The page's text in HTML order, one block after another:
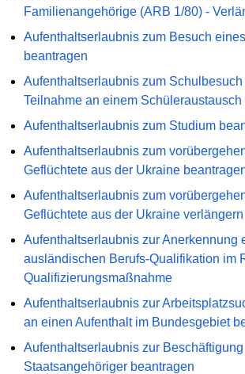
Familienangehörige (ARB 1/80) -
Aufenthaltserlaubnis zum Besuch
beantragen
Aufenthaltserlaubnis zum Schulbesuch
Teilnahme an einem Schüleraustausch
Aufenthaltserlaubnis zum Studium
Aufenthaltserlaubnis zum
Geflüchtete aus der Ukraine
Aufenthaltserlaubnis zum
Geflüchtete aus der Ukraine verlängern
Aufenthaltserlaubnis zur Anerkennung
ausländischen Berufs-Qualifikation im
Qualifizierungsmaßnahme
Aufenthaltserlaubnis zur
an einen Aufenthalt im Bundesgebiet
Aufenthaltserlaubnis zur
Staatsangehöriger beantragen